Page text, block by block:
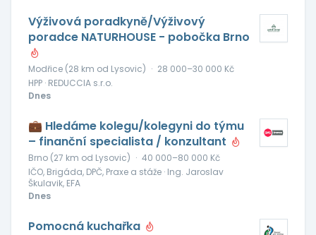
Výživová poradkyně/Výživový
poradce NATURHOUSE - pobočka Brno
Modřice (28 km od Lysovic) · 28 000–30 000 Kč
HPP · REDUCCIA s.r.o.
Dnes
💼 Hledáme kolegu/kolegyni do týmu
– finanční specialista / konzultant
Brno (27 km od Lysovic) · 40 000–80 000 Kč
IČO, Brigáda, DPČ, Praxe a stáže · Ing. Jaroslav
Škulavik, EFA
Dnes
Pomocná kuchařka